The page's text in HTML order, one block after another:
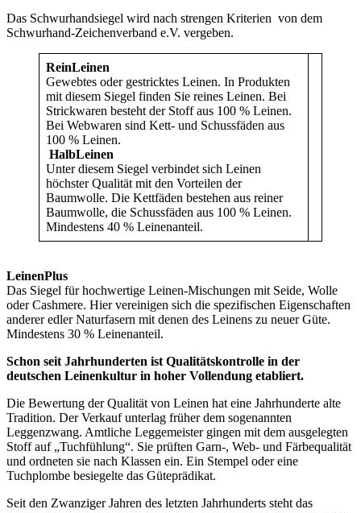
Das Schwurhandsiegel wird nach strengen Kriterien von dem
Schwurhand-Zeichenverband e.V. vergeben.
ReinLeinen
Gewebtes oder gestricktes Leinen. In Produkten
mit diesem Siegel finden Sie reines Leinen. Bei
Strickwaren besteht der Stoff aus 100 % Leinen.
Bei Webwaren sind Kett- und Schussfäden aus
100 % Leinen.
HalbLeinen
Unter diesem Siegel verbindet sich Leinen
höchster Qualität mit den Vorteilen der
Baumwolle. Die Kettfäden bestehen aus reiner
Baumwolle, die Schussfäden aus 100 % Leinen.
Mindestens 40 % Leinenanteil.
LeinenPlus
Das Siegel für hochwertige Leinen-Mischungen mit Seide, Wolle
oder Cashmere. Hier vereinigen sich die spezifischen Eigenschaften
anderer edler Naturfasern mit denen des Leinens zu neuer Güte.
Mindestens 30 % Leinenanteil.
Schon seit Jahrhunderten ist Qualitätskontrolle in der
deutschen Leinenkultur in hoher Vollendung etabliert.
Die Bewertung der Qualität von Leinen hat eine Jahrhunderte alte
Tradition. Der Verkauf unterlag früher dem sogenannten
Leggenzwang. Amtliche Leggemeister gingen mit dem ausgelegten
Stoff auf „Tuchfühlung“. Sie prüften Garn-, Web- und Färbequalität
und ordneten sie nach Klassen ein. Ein Stempel oder eine
Tuchplombe besiegelte das Güteprädikat.
Seit den Zwanziger Jahren des letzten Jahrhunderts steht das